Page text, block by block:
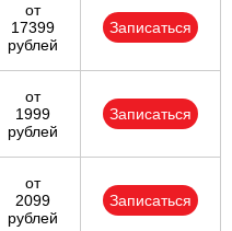
от
17399
рублей
Записаться
от
1999
рублей
Записаться
от
2099
рублей
Записаться